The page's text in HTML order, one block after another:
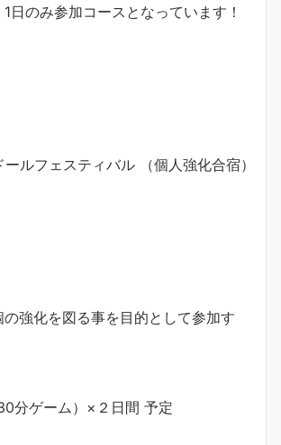
日のみ参加コースとなっています！
ルフェスティバル （個人強化合宿）
の強化を図る事を目的として参加す
分ゲーム）×２日間 予定